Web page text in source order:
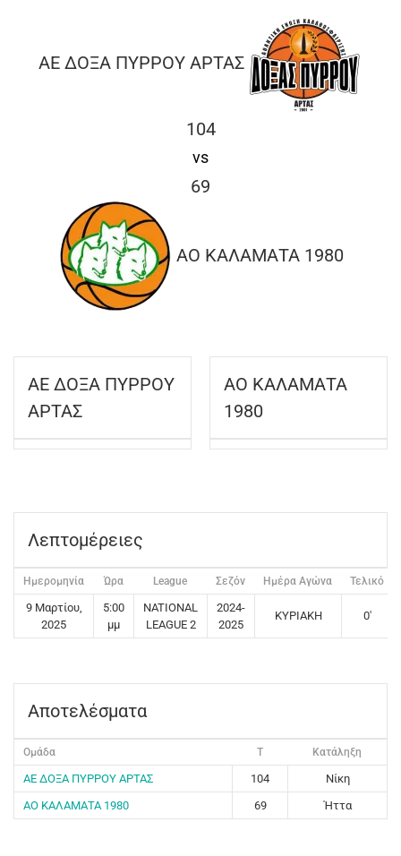
M
ΑΕ ΔΟΞΑ ΠΥΡΡΟΥ ΑΡΤΑΣ
104
vs
69
ΑΟ ΚΑΛΑΜΑΤΑ 1980
ΑΕ ΔΟΞΑ ΠΥΡΡΟΥ
ΑΡΤΑΣ
ΑΟ ΚΑΛΑΜΑΤΑ
1980
Λεπτομέρειες
Ημερομηνία Ώρα League Σεζόν Ημέρα Αγώνα Τελικό
9 Μαρτίου,
2025
5:00
μμ
NATIONAL
LEAGUE 2
2024-
2025
ΚΥΡΙΑΚΗ 0'
Αποτελέσματα
Ομάδα T Κατάληξη
ΑΕ ΔΟΞΑ ΠΥΡΡΟΥ ΑΡΤΑΣ 104
Νίκη
ΑΟ ΚΑΛΑΜΑΤΑ 1980
69 Ήττα